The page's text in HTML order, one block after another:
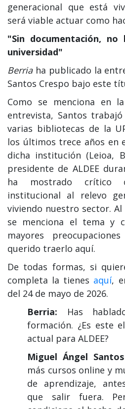
generacional que está
será viable actuar como
"Sin documentación,
universidad"
Berriaha publicado la
Santos Crespo bajo este
Como se menciona en
entrevista, Santos
varias bibliotecas de la
los últimos trece años en
dicha institución (Leioa,
presidente de ALDEE
ha mostrado crítico
institucional al relevo
viviendo nuestro sector.
se menciona el tema y
mayores
querido traerlo aquí.
De todas formas, si
completa la tienes aquí,
del 24 de mayo de 2026.
Berria: Has
formación. ¿Es este
actual para ALDEE?
Miguel Ángel
más cursos online y
de aprendizaje,
que salir fuera.